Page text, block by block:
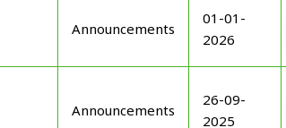
Announcements
01-01-
2026
Announcements
26-09-
2025